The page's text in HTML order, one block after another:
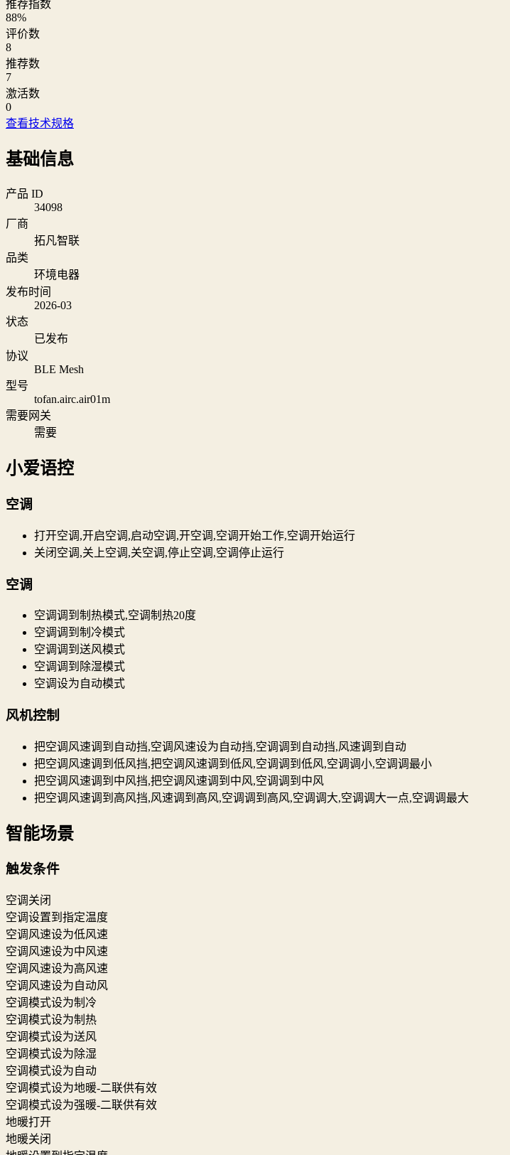
推荐指数
88%
评价数
8
推荐数
7
激活数
0
查看技术规格
基础信息
产品 ID
34098
厂商
拓凡智联
品类
环境电器
发布时间
2026-03
状态
已发布
协议
BLE Mesh
型号
tofan.airc.air01m
需要网关
需要
小爱语控
空调
打开空调,开启空调,启动空调,开空调,空调开始工作,空调开始运行
关闭空调,关上空调,关空调,停止空调,空调停止运行
空调
空调调到制热模式,空调制热20度
空调调到制冷模式
空调调到送风模式
空调调到除湿模式
空调设为自动模式
风机控制
把空调风速调到自动挡,空调风速设为自动挡,空调调到自动挡,风速调到自动
把空调风速调到低风挡,把空调风速调到低风,空调调到低风,空调调小,空调调最小
把空调风速调到中风挡,把空调风速调到中风,空调调到中风
把空调风速调到高风挡,风速调到高风,空调调到高风,空调调大,空调调大一点,空调调最大
智能场景
触发条件
空调关闭
空调设置到指定温度
空调风速设为低风速
空调风速设为中风速
空调风速设为高风速
空调风速设为自动风
空调模式设为制冷
空调模式设为制热
空调模式设为送风
空调模式设为除湿
空调模式设为自动
空调模式设为地暖-二联供有效
空调模式设为强暖-二联供有效
地暖打开
地暖关闭